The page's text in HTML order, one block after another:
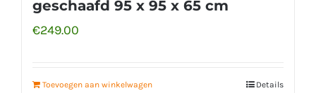
geschaafd 95 x 95 x 65 cm
€249.00
Toevoegen aan winkelwagen Details